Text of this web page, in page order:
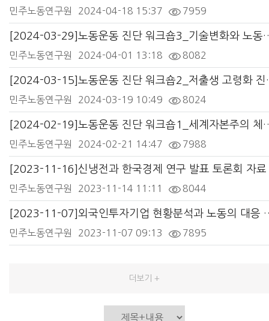
민주노동연구원 2024-04-18 15:37 7959
[2024-03-29]노동운동
민주노동연구원 2024-04-01 13:18 8082
[2024-03-
민주노동연구원 2024-03-19 10:49 8024
[2024-02-19]노동운동
민주노동연구원 2024-02-21 14:47 7988
[2023-11-16]신냉전과 한국경제 연구 발표 토론회 자료
민주노동연구원 2023-11-14 11:11 8044
[2023-11-07]외국인투
민주노동연구원 2023-11-07 09:13 7895
더보기 +